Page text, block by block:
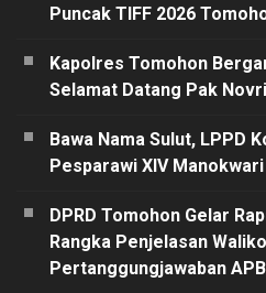
Puncak TIFF 2026
Kapolres Tomohon
Selamat Datang Pak
Bawa Nama Sulut, LPPD
Pesparawi XIV
DPRD Tomohon Gelar
Rangka Penjelasan
Pertanggungjawaban